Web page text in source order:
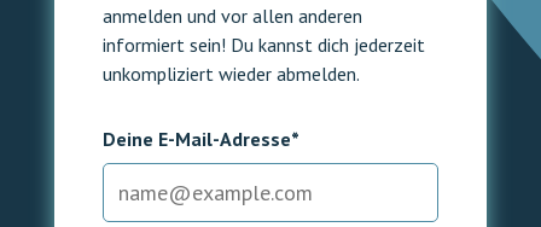
anmelden und vor allen anderen
informiert sein! Du kannst dich jederzeit
unkompliziert wieder abmelden.
Deine E-Mail-Adresse*